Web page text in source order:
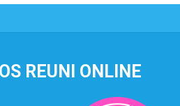
REUNI ONLINE